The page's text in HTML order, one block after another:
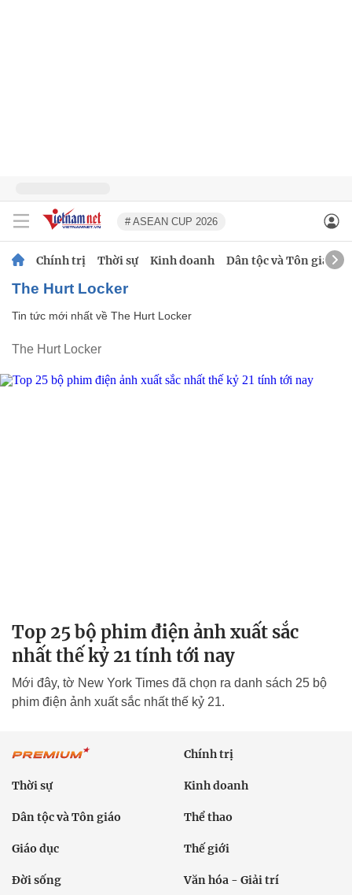
# ASEAN CUP 2026
Chính trị Thời sự Kinh doanh Dân tộc và Tôn giáo
The Hurt Locker
Tin tức mới nhất về The Hurt Locker
The Hurt Locker
Top 25 bộ phim điện ảnh xuất sắc
nhất thế kỷ 21 tính tới nay
Mới đây, tờ New York Times đã chọn ra danh sách 25 bộ
phim điện ảnh xuất sắc nhất thế kỷ 21.
Chính trị
Thời sự Kinh doanh
Dân tộc và Tôn giáo Thể thao
Giáo dục Thế giới
Đời sống Văn hóa - Giải trí